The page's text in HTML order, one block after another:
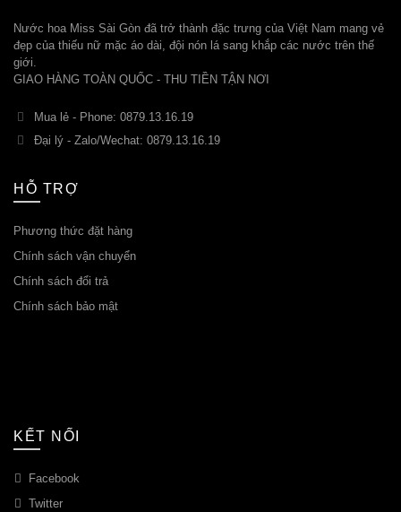
Nước hoa Miss Sài Gòn đã trở thành đặc trưng của Việt Nam mang vẻ
đẹp của thiếu nữ mặc áo dài, đội nón lá sang khắp các nước trên thế
giới.
GIAO HÀNG TOÀN QUỐC - THU TIỀN TẬN NƠI
Mua lẻ - Phone: 0879.13.16.19
Đại lý - Zalo/Wechat: 0879.13.16.19
HỖ TRỢ
Phương thức đặt hàng
Chính sách vận chuyển
Chính sách đổi trả
Chính sách bảo mật
KẾT NỐI
Facebook
Twitter